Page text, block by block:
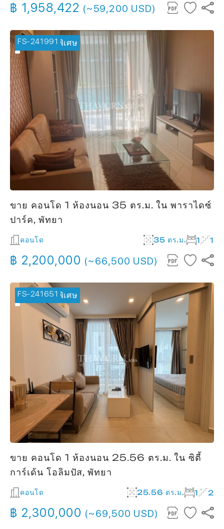
฿ 1,958,422 (~59,200 USD)
FS-241991
🔥 ข้อเสนอพิเศษ
ขาย คอนโด 1 ห้องนอน 35 ตร.ม. ใน พาราไดซ์
ปาร์ค, พัทยา
คอนโด 35 ตร.ม. 1 1
฿ 2,200,000 (~66,500 USD)
FS-241651
🔥 ข้อเสนอพิเศษ
ขาย คอนโด 1 ห้องนอน 25.56 ตร.ม. ใน ซิตี้
การ์เด้น โอลิมปัส, พัทยา
คอนโด 25.56 ตร.ม. 1 2
฿ 2,300,000 (~69,500 USD)